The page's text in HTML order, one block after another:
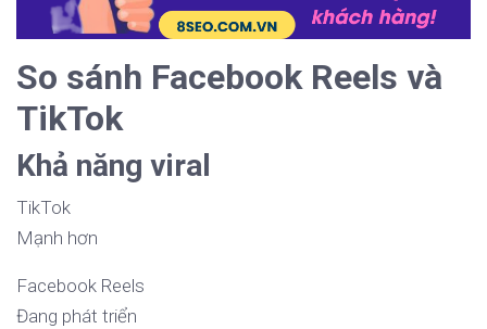
So sánh Facebook Reels và
TikTok
Khả năng viral
TikTok
Mạnh hơn
Facebook Reels
Đang phát triển